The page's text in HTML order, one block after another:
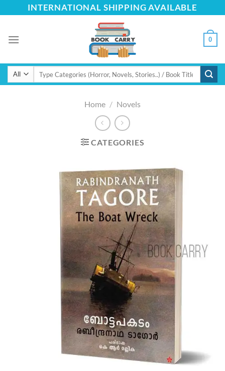
to
INTERNATIONAL SHIPPING AVAILABLE
0
Search
Home / Novels
CATEGORIES